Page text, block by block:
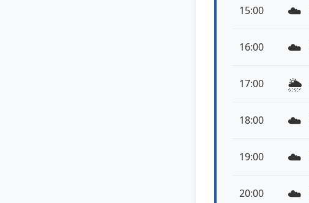
15:00 ☁️
16:00 ☁️
17:00 🌦️
18:00 ☁️
19:00 ☁️
20:00 ☁️